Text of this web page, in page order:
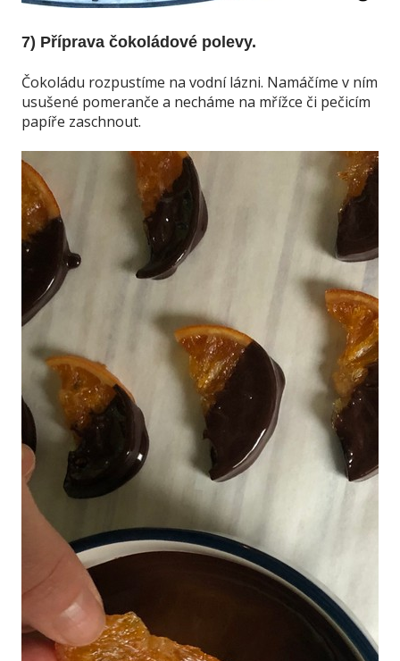
7) Příprava čokoládové polevy.
Čokoládu rozpustíme na vodní lázni. Namáčíme v ním
usušené pomeranče a necháme na mřížce či pečicím
papíře zaschnout.